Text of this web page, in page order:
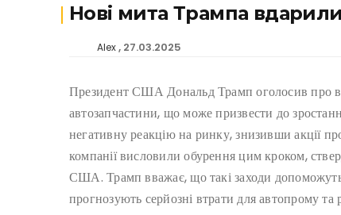
Нові мита Трампа
Alex 27.03.2025
Президент США Дональд Трамп оголосив про
автозапчастини, що може призвести до
негативну реакцію на ринку, знизивши акції
компанії висловили обурення цим кроком,
США. Трамп вважає, що такі заходи
прогнозують серйозні втрати для